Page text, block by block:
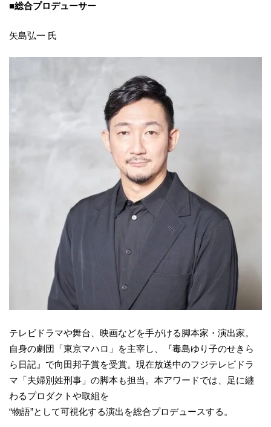
■総合プロデューサー
矢島弘一 氏
テレビドラマや舞台、映画などを手がける脚本家・演出家。
自身の劇団「東京マハロ」を主宰し、『毒島ゆり子のせきら
ら日記』で向田邦子賞を受賞。現在放送中のフジテレビドラ
マ「夫婦別姓刑事」の脚本も担当。本アワードでは、足に纏
わるプロダクトや取組を
“物語”として可視化する演出を総合プロデュースする。